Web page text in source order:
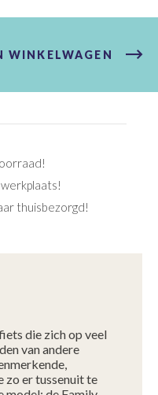
WINKELWAGEN
thuisbezorgd!
die zich op veel
van andere
zo er tussenuit te